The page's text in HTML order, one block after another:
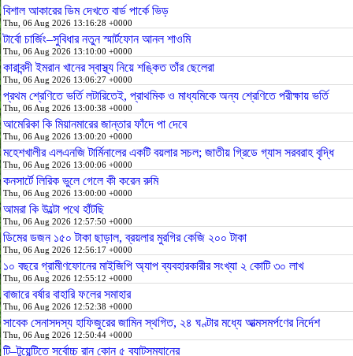
বিশাল আকারের ডিম দেখতে বার্ড পার্কে ভিড়
Thu, 06 Aug 2026 13:16:28 +0000
টার্বো চার্জিং–সুবিধার নতুন স্মার্টফোন আনল শাওমি
Thu, 06 Aug 2026 13:10:00 +0000
কারাবন্দী ইমরান খানের স্বাস্থ্য নিয়ে শঙ্কিত তাঁর ছেলেরা
Thu, 06 Aug 2026 13:06:27 +0000
প্রথম শ্রেণিতে ভর্তি লটারিতেই, প্রাথমিক ও মাধ্যমিকে অন্য শ্রেণিতে পরীক্ষায় ভর্তি
Thu, 06 Aug 2026 13:00:38 +0000
আমেরিকা কি মিয়ানমারের জান্তার ফাঁদে পা দেবে
Thu, 06 Aug 2026 13:00:20 +0000
মহেশখালীর এলএনজি টার্মিনালের একটি বয়লার সচল; জাতীয় গ্রিডে গ্যাস সরবরাহ বৃদ্ধি
Thu, 06 Aug 2026 13:00:06 +0000
কনসার্টে লিরিক ভুলে গেলে কী করেন রুমি
Thu, 06 Aug 2026 13:00:00 +0000
আমরা কি উল্টো পথে হাঁটছি
Thu, 06 Aug 2026 12:57:50 +0000
ডিমের ডজন ১৫০ টাকা ছাড়াল, ব্রয়লার মুরগির কেজি ২০০ টাকা
Thu, 06 Aug 2026 12:56:17 +0000
১০ বছরে গ্রামীণফোনের মাইজিপি অ্যাপ ব্যবহারকারীর সংখ্যা ২ কোটি ৩০ লাখ
Thu, 06 Aug 2026 12:55:12 +0000
বাজারে বর্ষার বাহারি ফলের সমাহার
Thu, 06 Aug 2026 12:52:38 +0000
সাবেক সেনাসদস্য হাফিজুরের জামিন স্থগিত, ২৪ ঘণ্টার মধ্যে আত্মসমর্পণের নির্দেশ
Thu, 06 Aug 2026 12:50:44 +0000
টি–টুয়েন্টিতে সর্বোচ্চ রান কোন ৫ ব্যাটসম্যানের